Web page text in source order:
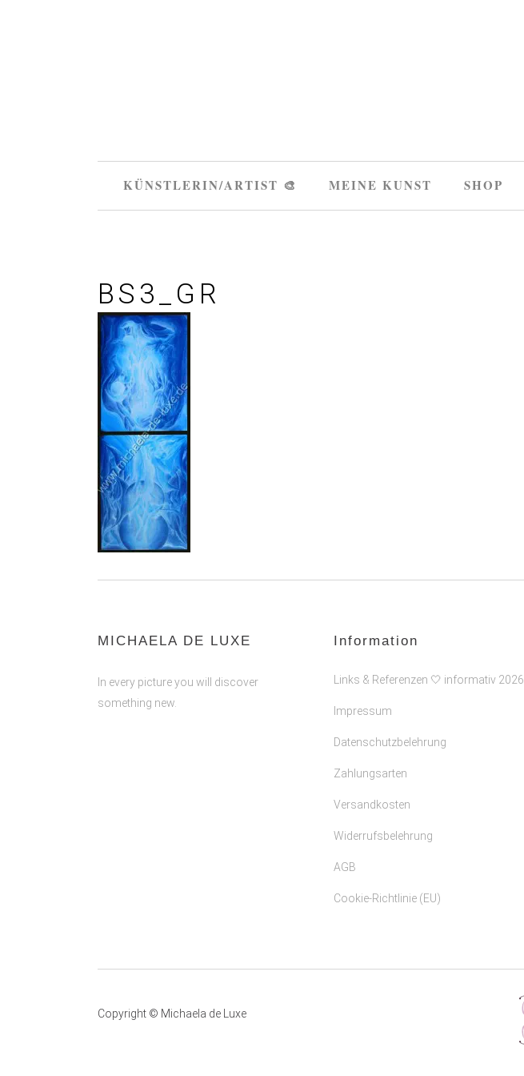
KÜNSTLERIN/ARTIST 🎨 MEINE KUNST SHOP
BS3_GR
MICHAELA DE LUXE
In every picture you will discover
something new.
Information
Links & Referenzen 🤍 informativ 2026
Impressum
Datenschutzbelehrung
Zahlungsarten
Versandkosten
Widerrufsbelehrung
AGB
Cookie-Richtlinie (EU)
Copyright © Michaela de Luxe